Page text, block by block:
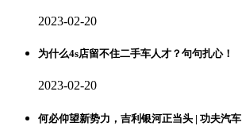
2023-02-20
为什么4s店留不住二手车人才？句句扎心！
2023-02-20
何必仰望新势力，吉利银河正当头 | 功夫汽车